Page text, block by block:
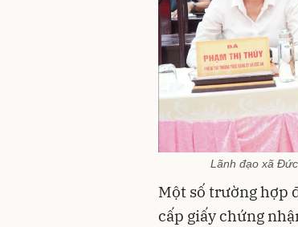
Lãnh đạo xã
Một số trường hợp
cấp giấy chứng